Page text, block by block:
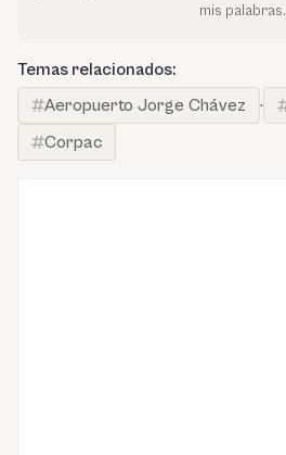
mis palabras.
Temas relacionados:
Aeropuerto Jorge Chávez
·
Corpac